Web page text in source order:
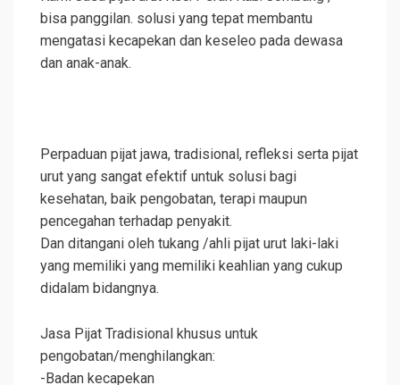
bisa panggilan. solusi yang tepat membantu
mengatasi kecapekan dan keseleo pada dewasa
dan anak-anak.
Perpaduan pijat jawa, tradisional, refleksi serta pijat
urut yang sangat efektif untuk solusi bagi
kesehatan, baik pengobatan, terapi maupun
pencegahan terhadap penyakit.
Dan ditangani oleh tukang /ahli pijat urut laki-laki
yang memiliki yang memiliki keahlian yang cukup
didalam bidangnya.
Jasa Pijat Tradisional khusus untuk
pengobatan/menghilangkan:
-Badan kecapekan